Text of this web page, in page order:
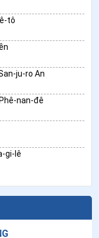
tô
ju-ro An
nan-đê
gi-lê